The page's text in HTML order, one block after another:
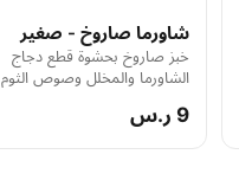
شاورما صاروخ - صغير
خبز صاروخ بحشوة قطع دجاج
الشاورما والمخلل وصوص الثوم
9 ر.س